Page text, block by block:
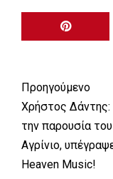
Προηγούμενο
Χρήστος
την παρουσία
Αγρίνιο,
Heaven Music!